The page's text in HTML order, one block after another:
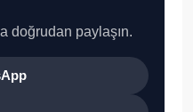
doğrudan paylaşın.